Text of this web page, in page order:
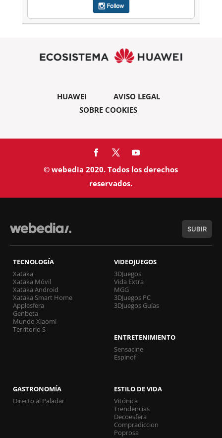
HUAWEI
AVISO LEGAL
SOBRE COOKIES
© webedia 2020. Todos los derechos
reservados.
SUBIR
TECNOLOGÍA
Xataka
Xataka Móvil
Xataka Android
Xataka Smart Home
Applesfera
Genbeta
Mundo Xiaomi
Territorio S
VIDEOJUEGOS
3DJuegos
Vida Extra
MGG
3DJuegos PC
3DJuegos Guías
ENTRETENIMIENTO
Sensacine
Espinof
GASTRONOMÍA
Directo al Paladar
ESTILO DE VIDA
Vitónica
Trendencias
Decoesfera
Compradiccion
Poprosa